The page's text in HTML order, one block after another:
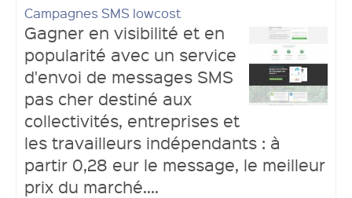
Campagnes SMS lowcost
Gagner en visibilité et en
popularité avec un service
d'envoi de messages SMS
pas cher destiné aux
collectivités, entreprises et
les travailleurs indépendants : à
partir 0,28 eur le message, le meilleur
prix du marché....